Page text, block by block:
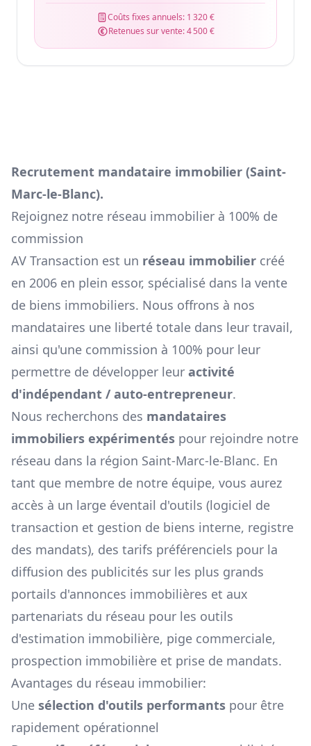
Coûts fixes annuels: 1 320 €
Retenues sur vente:4 500 €
Recrutement mandataire immobilier (Saint-
Marc-le-Blanc).
Rejoignez notre réseau immobilier à 100% de
commission
AV Transaction est un réseau immobilier créé
en 2006 en plein essor, spécialisé dans la vente
de biens immobiliers. Nous offrons à nos
mandataires une liberté totale dans leur travail,
ainsi qu'une commission à 100% pour leur
permettre de développer leur activité
d'indépendant / auto-entrepreneur.
Nous recherchons des mandataires
immobiliers expérimentés pour rejoindre notre
réseau dans la région Saint-Marc-le-Blanc. En
tant que membre de notre équipe, vous aurez
accès à un large éventail d'outils (logiciel de
transaction et gestion de biens interne, registre
des mandats), des tarifs préférenciels pour la
diffusion des publicités sur les plus grands
portails d'annonces immobilières et aux
partenariats du réseau pour les outils
d'estimation immobilière, pige commerciale,
prospection immobilière et prise de mandats.
Avantages du réseau immobilier:
Une sélection d'outils performants pour être
rapidement opérationnel